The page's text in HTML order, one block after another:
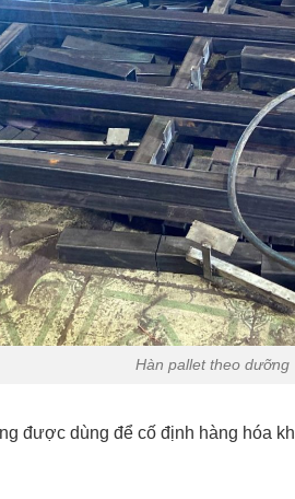
Hàn pallet theo dưỡng
được dùng để cố định hàng hóa